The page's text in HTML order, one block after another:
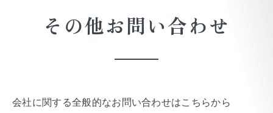
企業情報
サニックスのトピックス
その他お問い合わせ
会社に関する全般的なお問い合わせはこちらから